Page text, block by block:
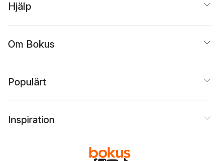
Hjälp
Om Bokus
Populärt
Inspiration